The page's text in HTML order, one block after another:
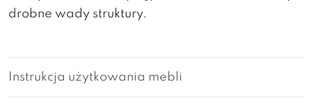
drobne wady struktury.
Instrukcja użytkowania mebli